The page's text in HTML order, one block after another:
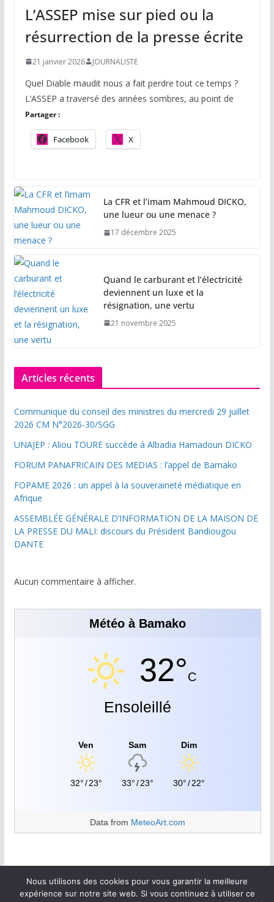
L’ASSEP mise sur pied ou la
résurrection de la presse écrite
21 janvier 2026 JOURNALISTE
Quel Diable maudit nous a fait perdre tout ce temps ?
L’ASSEP a traversé des années sombres, au point de
Partager :
Facebook X
La CFR et l’imam Mahmoud DICKO,
une lueur ou une menace ?
17 décembre 2025
Quand le carburant et l’électricité
deviennent un luxe et la
résignation, une vertu
21 novembre 2025
Articles récents
Communique du conseil des ministres du mercredi 29 juillet
2026 CM N°2026-30/SGG
UNAJEP : Aliou TOURE succède à Albadia Hamadoun DICKO
FORUM PANAFRICAIN DES MEDIAS : l’appel de Bamako
FOPAME 2026 : un appel à la souveraineté médiatique en
Afrique
ASSEMBLÉE GÉNÉRALE D’INFORMATION DE LA MAISON DE
LA PRESSE DU MALI: discours du Président Bandiougou
DANTE
Aucun commentaire à afficher.
Météo à Bamako
32°C
Ensoleillé
Ven
32°/23°
Sam
33°/23°
Dim
30°/22°
Data from MeteoArt.com
Nous utilisons des cookies pour vous garantir la meilleure
expérience sur notre site web. Si vous continuez à utiliser ce